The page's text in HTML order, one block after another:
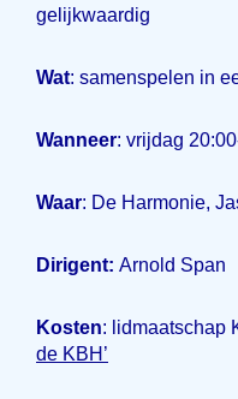
gelijkwaardig
Wat: samenspelen in
Wanneer: vrijdag
Waar: De Harmonie,
Dirigent: Arnold Span
Kosten: lidmaatschap
de KBH’